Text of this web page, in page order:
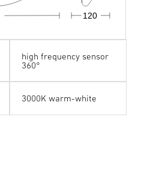
120
high frequency sensor
360°
3000K warm-white